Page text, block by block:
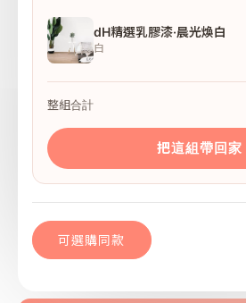
dH精選乳膠漆·晨光煥白
白
整組合計
把這組帶回家
可選購同款